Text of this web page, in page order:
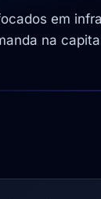
em
na